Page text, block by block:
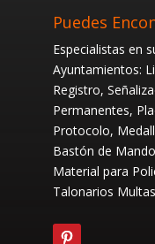
Puedes
Especialistas en
Ayuntamientos:
Registro,
Permanentes,
Protocolo,
Bastón de
Material para
Talonarios